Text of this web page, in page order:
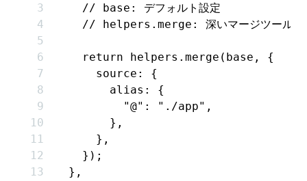
    // base: デフォルト設定
    // helpers.merge: 深いマージツール
    return
helpers .merge (base ,
{
      source
:
{
        alias
:
{
          "@"
: "./app" ,
        }
,
      }
,
    });
  }
,